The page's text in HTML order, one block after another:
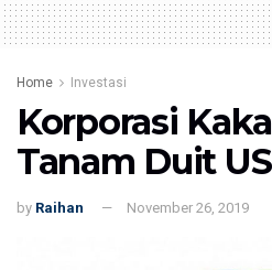
Home Investasi
Korporasi
Tanam Duit
by Raihan November 26, 2019